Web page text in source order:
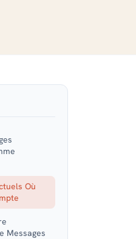
Où
Messages